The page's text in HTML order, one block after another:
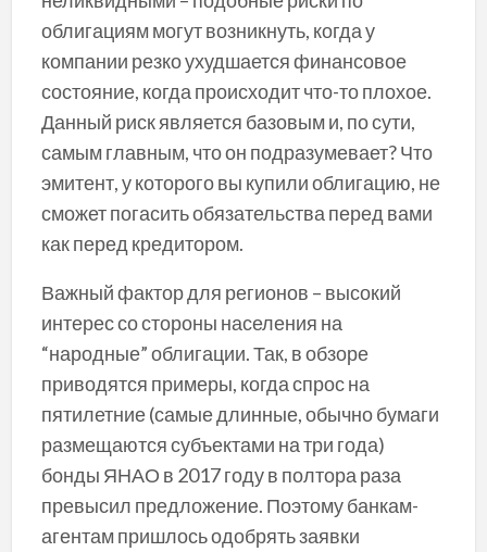
облигациям могут возникнуть, когда у
компании резко ухудшается финансовое
состояние, когда происходит что-то плохое.
Данный риск является базовым и, по сути,
самым главным, что он подразумевает? Что
эмитент, у которого вы купили облигацию, не
сможет погасить обязательства перед вами
как перед кредитором.
Важный фактор для регионов – высокий
интерес со стороны населения на
“народные” облигации. Так, в обзоре
приводятся примеры, когда спрос на
пятилетние (самые длинные, обычно бумаги
размещаются субъектами на три года)
бонды ЯНАО в 2017 году в полтора раза
превысил предложение. Поэтому банкам-
агентам пришлось одобрять заявки